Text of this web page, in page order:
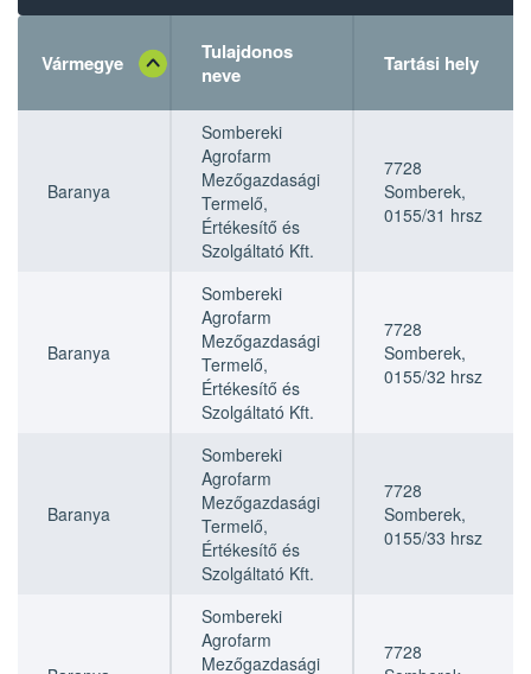
Vármegye
Tulajdonos
neve
Tartási hely
Tulajdonos
neve
Tulajdonos
neve
Baranya
Sombereki
Agrofarm
Mezőgazdasági
Termelő,
Értékesítő és
Szolgáltató Kft.
7728
Somberek,
0155/31 hrsz
Baranya
Sombereki
Agrofarm
Mezőgazdasági
Termelő,
Értékesítő és
Szolgáltató Kft.
7728
Somberek,
0155/32 hrsz
Baranya
Sombereki
Agrofarm
Mezőgazdasági
Termelő,
Értékesítő és
Szolgáltató Kft.
7728
Somberek,
0155/33 hrsz
Sombereki
Agrofarm
Mezőgazdasági
7728